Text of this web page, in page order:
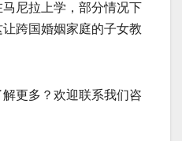
尼拉上学，部分情况下
跨国婚姻家庭的子女教
更多？欢迎联系我们咨